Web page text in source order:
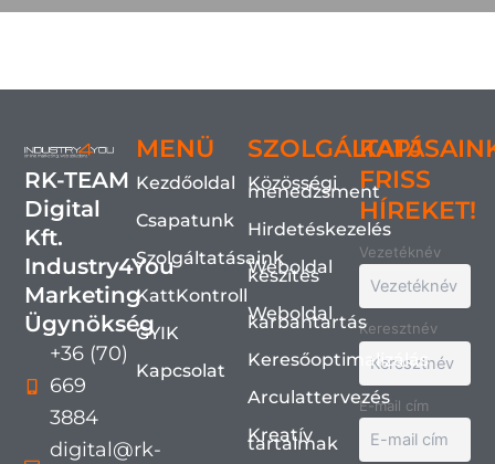
RK-TEAM
Digital
Kft.
Industry4You
Marketing
Ügynökség
+36 (70)
669
3884
digital@rk-
MENÜ
Kezdőoldal
Csapatunk
Szolgáltatásaink
KattKontroll
GYIK
Kapcsolat
Közösségi
menedzsment
Hirdetéskezelés
Weboldal
készítés
Weboldal
karbantartás
Keresőoptimalizálás
Arculattervezés
Kreatív
tartalmak
KAPJ
FRISS
HÍREKET!
Vezetéknév
Keresztnév
E-mail cím